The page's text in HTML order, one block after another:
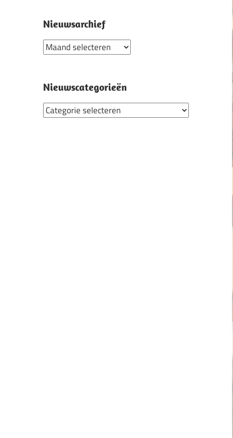
Nieuwsarchief
Nieuwsarchief
Nieuwscategorieën
Nieuwscategorieën